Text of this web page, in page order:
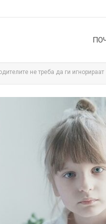
не треба да ги игнорираат